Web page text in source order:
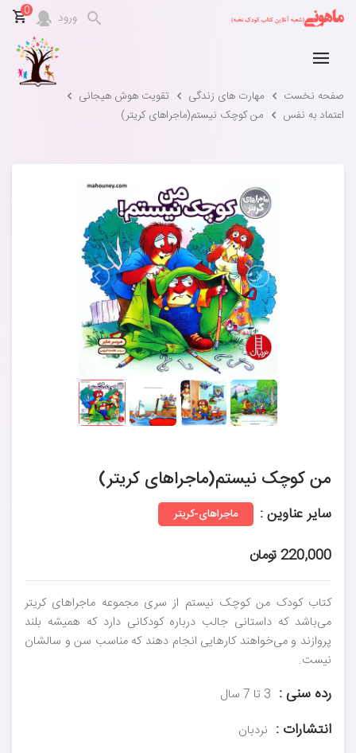
ورود 0
صفحه نخست مهارت های زندگی
تقویت هوش هیجانی
اعتماد به نفس
من کوچک نیستم(ماجراهای کریتر)
من کوچک نیستم(ماجراهای کریتر)
سایر عناوین : ماجراهای-کریتر
220,000 تومان
کتاب کودک من کوچک نیستم از سری مجموعه‌ ماجراهای کریتر
می‌باشد که داستانی جالب درباره کودکانی دارد که همیشه بلند
پروازند و می‌خواهند کارهایی انجام دهند که مناسب سن و سالشان
نیست.
رده سنی : 3 تا 7 سال
انتشارات : نردبان